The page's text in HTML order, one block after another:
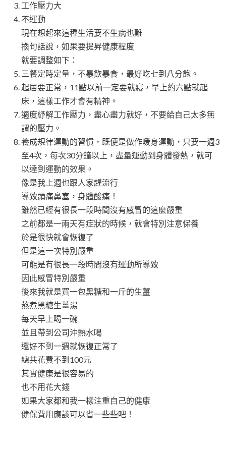
工作壓力大
不運動
現在想起來這種生活要不生病也難
換句話說，如果要提昇健康程度
就要調整如下：
三餐定時定量，不暴飲暴食，最好吃七到八分飽。
起居要正常，11點以前一定要就寢，早上約六點就起
床，這樣工作才會有精神。
適度紓解工作壓力，盡心盡力就好，不要給自己太多無
謂的壓力。
養成規律運動的習慣，既便是做作暖身運動，只要一週3
至4次，每次30分鐘以上，盡量運動到身體發熱，就可
以達到運動的效果。
像是我上週也跟人家趕流行
導致頭痛鼻塞，身體酸痛！
雖然已經有很長一段時間沒有感冒的這麼嚴重
之前都是一兩天有症狀的時候，就會特別注意保養
於是很快就會恢復了
但是這一次特別嚴重
可能是有很長一段時間沒有運動所導致
因此感冒特別嚴重
後來我就是買一包黑糖和一斤的生薑
熬煮黑糖生薑湯
每天早上喝一碗
並且帶到公司沖熱水喝
還好不到一週就恢復正常了
總共花費不到100元
其實健康是很容易的
也不用花大錢
如果大家都和我一樣注重自己的健康
健保費用應該可以省一些些吧！